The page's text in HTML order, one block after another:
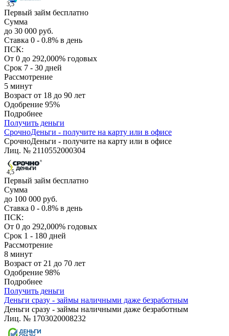
3,5
Первый займ бесплатно
Сумма
до 30 000 руб.
Ставка 0 - 0.8% в день
ПСК:
От 0 до 292,000% годовых
Срок 7 - 30 дней
Рассмотрение
5 минут
Возраст от 18 до 90 лет
Одобрение 95%
Подробнее
Получить деньги
СрочноДеньги - получите на карту или в офисе
СрочноДеньги - получите на карту или в офисе
Лиц. № 2110552000304
4,5
Первый займ бесплатно
Сумма
до 100 000 руб.
Ставка 0 - 0.8% в день
ПСК:
От 0 до 292,000% годовых
Срок 1 - 180 дней
Рассмотрение
8 минут
Возраст от 21 до 70 лет
Одобрение 98%
Подробнее
Получить деньги
Деньги сразу - займы наличными даже безработным
Деньги сразу - займы наличными даже безработным
Лиц. № 1703020008232